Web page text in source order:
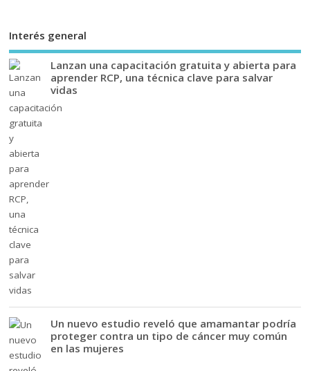
Interés general
Lanzan una capacitación gratuita y abierta para
aprender RCP, una técnica clave para salvar
vidas
Un nuevo estudio reveló que amamantar podría
proteger contra un tipo de cáncer muy común
en las mujeres